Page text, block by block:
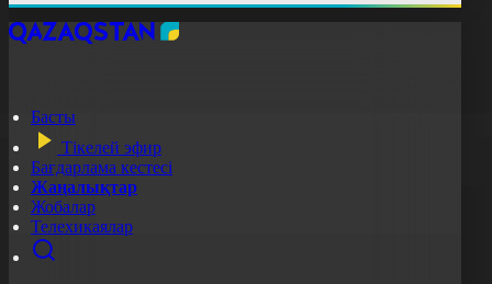
Басты
Тікелей эфир
Бағдарлама кестесі
Жаңалықтар
Жобалар
Телехикаялар